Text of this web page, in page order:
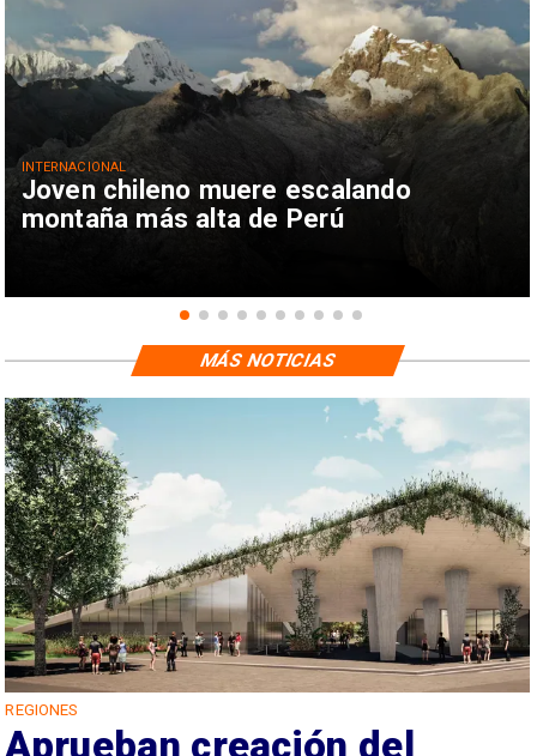
Joven chileno muere escalando
montaña más alta de Perú
INTERNACIONAL
REGIONES
Aprueban creación del
MÁS NOTICIAS